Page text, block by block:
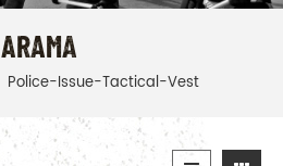
ARAMA
Police-Issue-Tactical-Vest